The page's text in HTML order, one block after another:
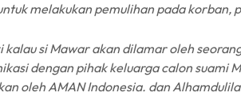
melakukan pemulihan pada korban,
si Mawar akan dilamar oleh
dengan pihak keluarga calon suami
oleh AMAN Indonesia. dan